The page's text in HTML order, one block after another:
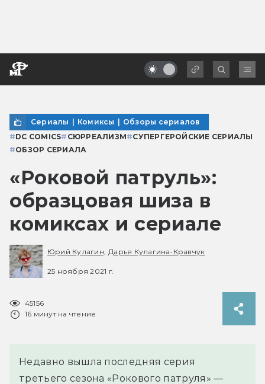
Сериалы | Комиксы | Обзоры сериалов
#DC COMICS# СЮРРЕАЛИЗМ#СУПЕРГЕРОЙСКИЕ СЕРИАЛЫ
#ОБЗОР СЕРИАЛА
«Роковой патруль»:
образцовая шиза в
комиксах и сериале
Юрий Кулагин, Дарья Кулагина-Кравчук
25 ноября 2021 г.
45156
16 минут на чтение
Недавно вышла последняя серия
третьего сезона «Рокового патруля» —